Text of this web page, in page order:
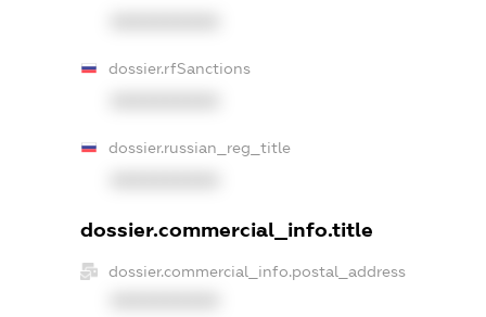
dossier.rfSanctions
dossier.russian_reg_title
dossier.commercial_info.title
dossier.commercial_info.postal_address